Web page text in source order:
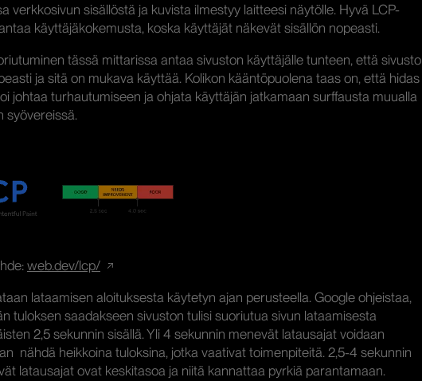
verkkosivun sisällöstä ja kuvista ilmestyy laitteesi näytölle. Hyvä LCP-
käyttäjäkokemusta, koska käyttäjät näkevät sisällön nopeasti.
tässä mittarissa antaa sivuston käyttäjälle tunteen, että sivusto
ja sitä on mukava käyttää. Kolikon kääntöpuolena taas on, että hidas
johtaa turhautumiseen ja ohjata käyttäjän jatkamaan surffausta muualla
syövereissä.
web.dev/lcp/
lataamisen aloituksesta käytetyn ajan perusteella. Google ohjeistaa,
tuloksen saadakseen sivuston tulisi suoriutua sivun lataamisesta
2,5 sekunnin sisällä. Yli 4 sekunnin menevät latausajat voidaan
nähdä heikkoina tuloksina, jotka vaativat toimenpiteitä. 2,5-4 sekunnin
latausajat ovat keskitasoa ja niitä kannattaa pyrkiä parantamaan.